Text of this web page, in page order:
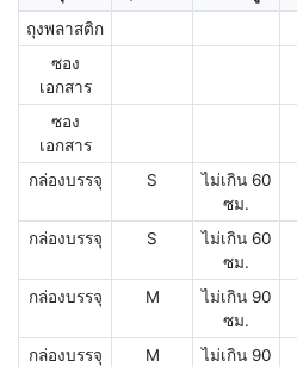
ถุงพลาสติก
ซอง
เอกสาร
ซอง
เอกสาร
กล่องบรรจุ S
ไม่เกิน 60
ซม.
กล่องบรรจุ S
ไม่เกิน 60
ซม.
กล่องบรรจุ M
ไม่เกิน 90
ซม.
กล่องบรรจุ M
ไม่เกิน 90